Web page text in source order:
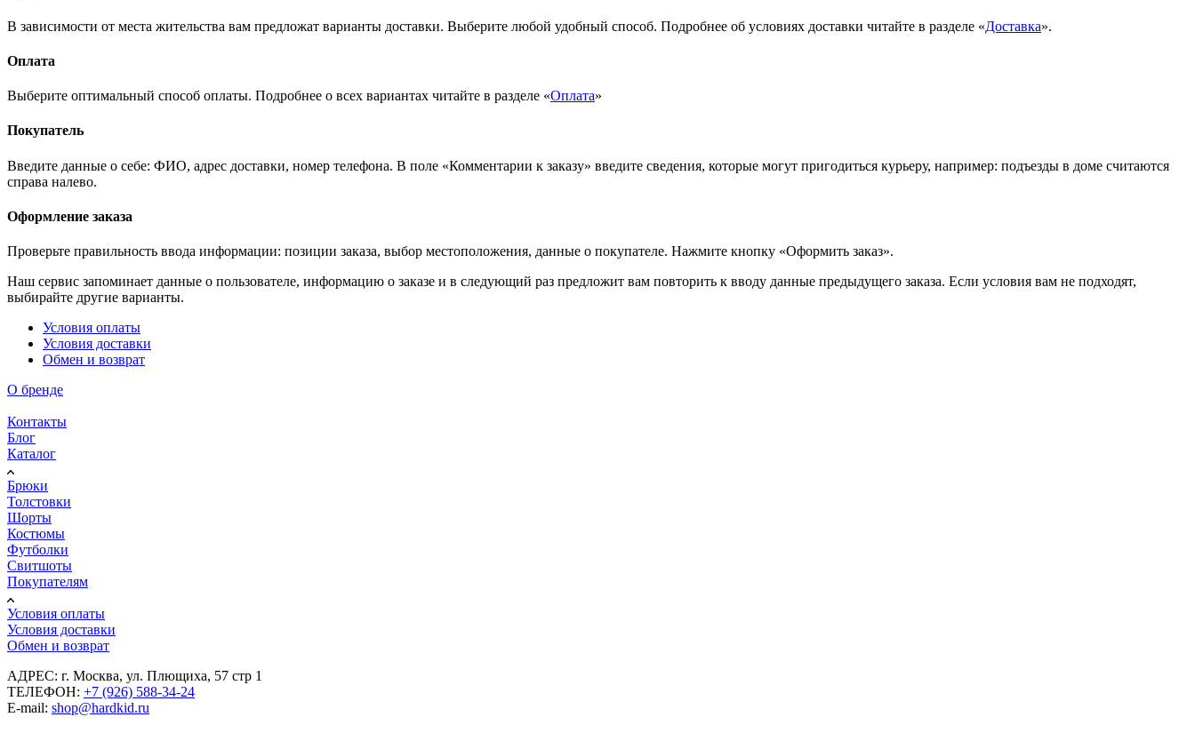
В зависимости от места жительства вам предложат варианты доставки. Выберите любой удобный способ. Подробнее об условиях доставки читайте в разделе «Доставка».
Оплата
Выберите оптимальный способ оплаты. Подробнее о всех вариантах читайте в разделе «Оплата»
Покупатель
Введите данные о себе: ФИО, адрес доставки, номер телефона. В поле «Комментарии к заказу» введите сведения, которые могут пригодиться курьеру, например: подъезды в доме считаются
справа налево.
Оформление заказа
Проверьте правильность ввода информации: позиции заказа, выбор местоположения, данные о покупателе. Нажмите кнопку «Оформить заказ».
Наш сервис запоминает данные о пользователе, информацию о заказе и в следующий раз предложит вам повторить к вводу данные предыдущего заказа. Если условия вам не подходят,
выбирайте другие варианты.
Условия оплаты
Условия доставки
Обмен и возврат
О бренде
Контакты
Блог
Каталог
Брюки
Толстовки
Шорты
Костюмы
Футболки
Свитшоты
Покупателям
Условия оплаты
Условия доставки
Обмен и возврат
АДРЕС: г. Москва, ул. Плющиха, 57 стр 1
ТЕЛЕФОН: +7 (926) 588-34-24
E-mail: shop@hardkid.ru